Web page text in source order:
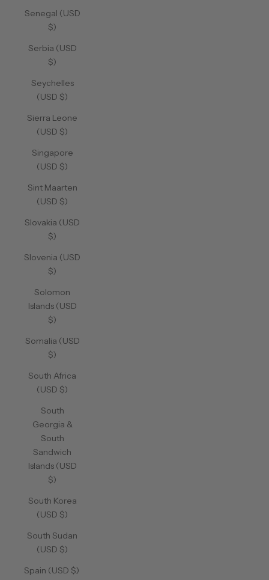
Senegal (USD
$)
Serbia (USD
$)
Seychelles
(USD $)
Sierra Leone
(USD $)
Singapore
(USD $)
Sint Maarten
(USD $)
Slovakia (USD
$)
Slovenia (USD
$)
Solomon
Islands (USD
$)
Somalia (USD
$)
South Africa
(USD $)
South
Georgia &
South
Sandwich
Islands (USD
$)
South Korea
(USD $)
South Sudan
(USD $)
Spain (USD $)